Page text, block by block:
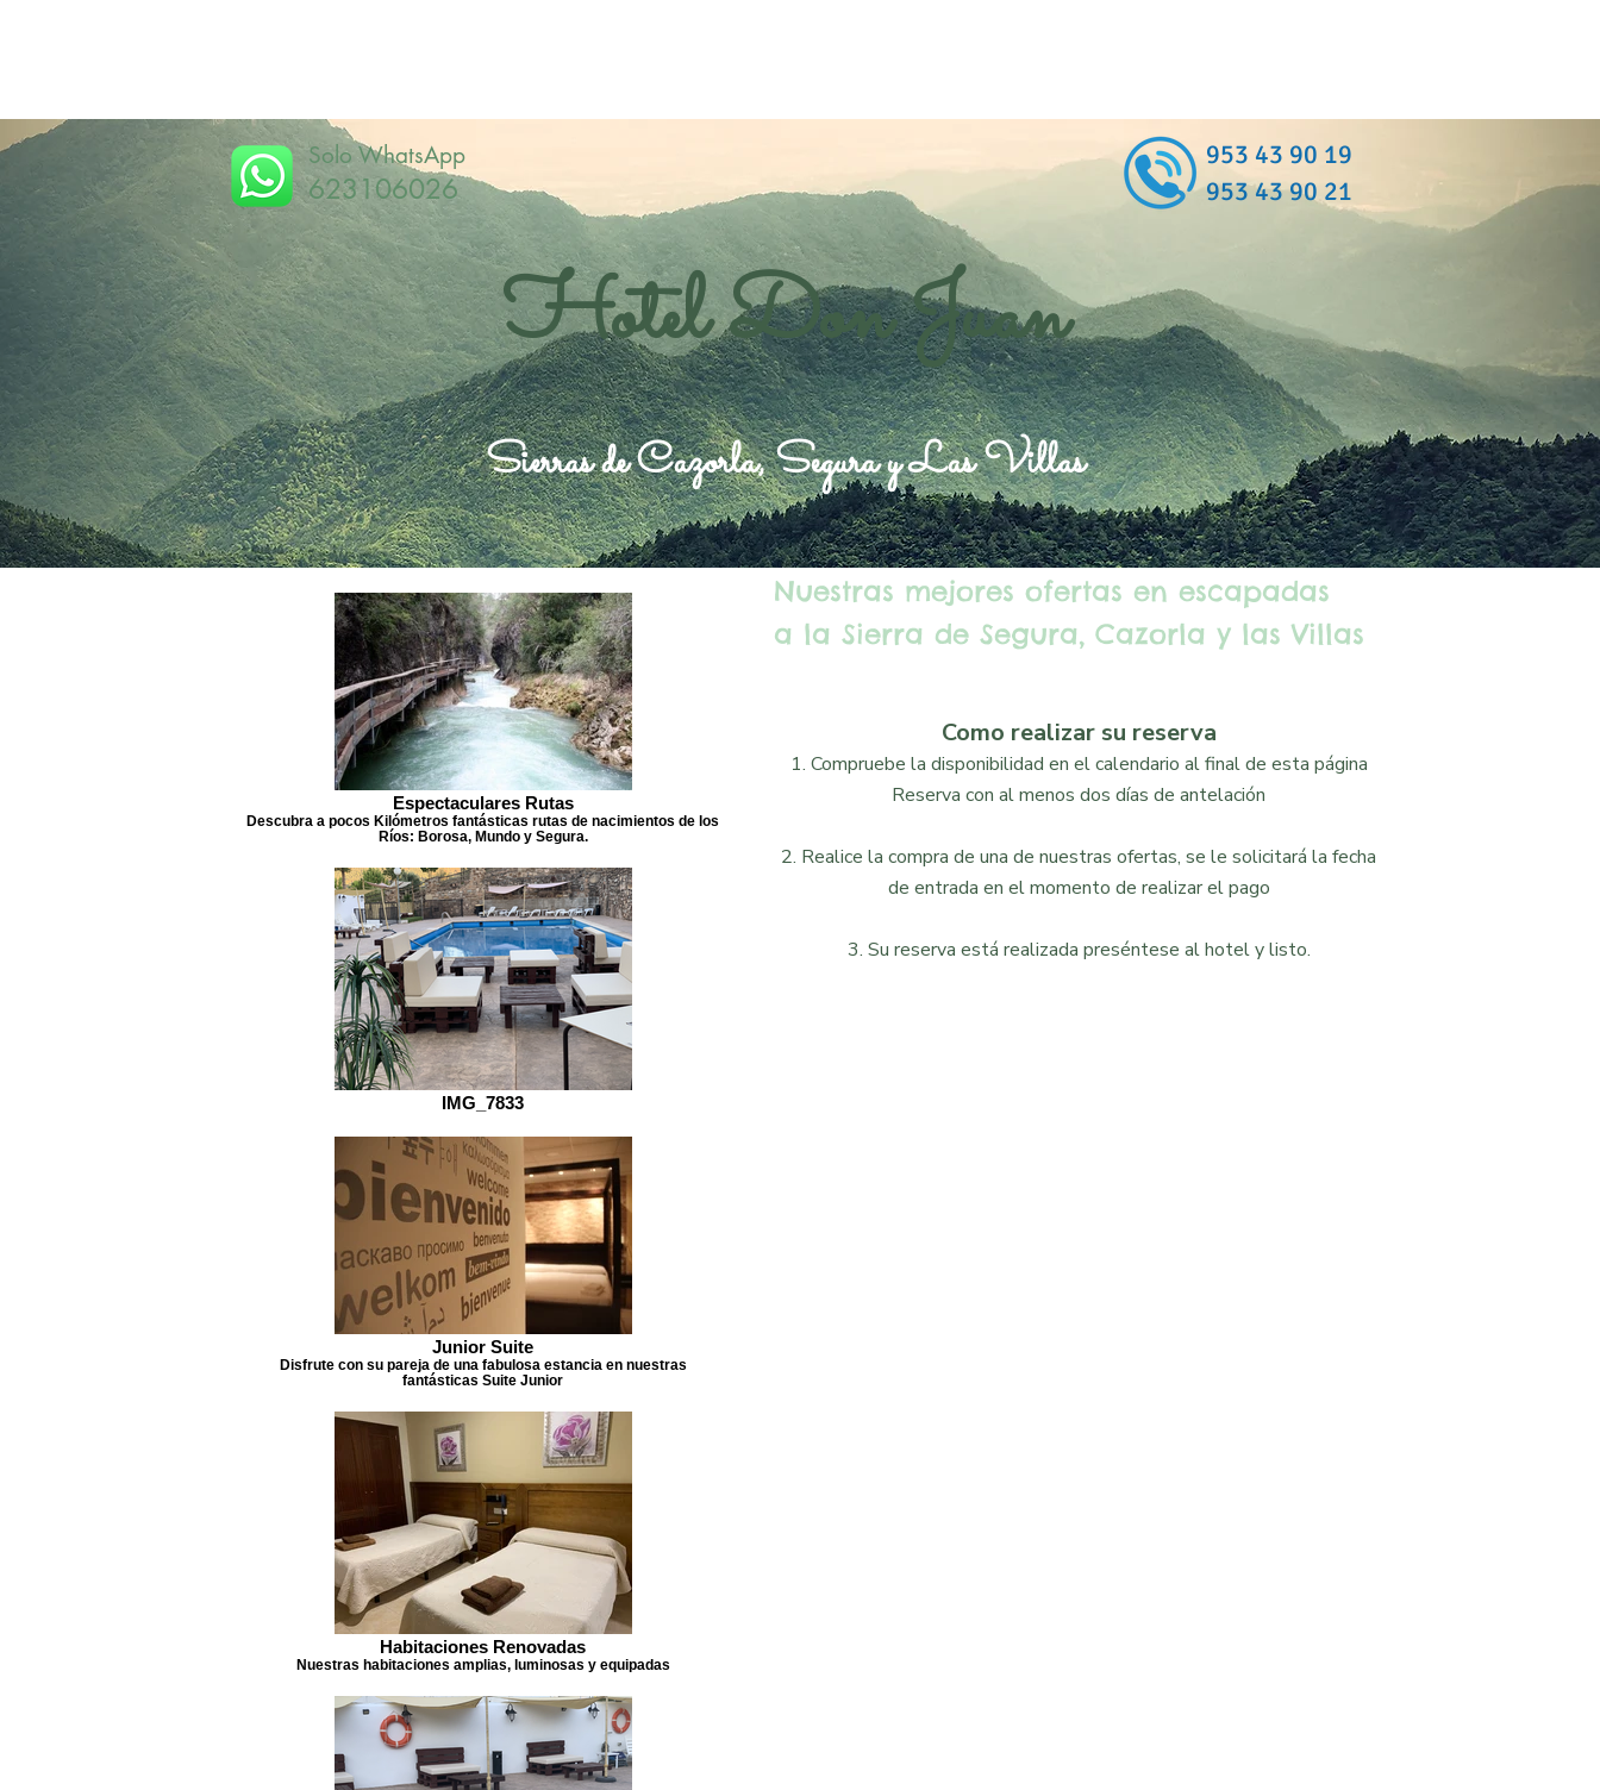
Espectaculares Rutas
Descubra a pocos Kilómetros fantásticas rutas de nacimientos de los
Ríos: Borosa, Mundo y Segura.
IMG_7833
Junior Suite
Disfrute con su pareja de una fabulosa estancia en nuestras
fantásticas Suite Junior
Habitaciones Renovadas
Nuestras habitaciones amplias, luminosas y equipadas
Nuestras mejores ofertas en escapadas
a la Sierra de Segura, Cazorla y las Villas
Como realizar su reserva
1. Compruebe la disponibilidad en el calendario al final de esta página
Reserva con al menos dos días de antelación
2. Realice la compra de una de nuestras ofertas, se le solicitará la fecha
de entrada en el momento de realizar el pago
3. Su reserva está realizada preséntese al hotel y listo.
Solo WhatsApp
623106026
953 43 90 19
953 43 90 21
Hotel Don Juan
Sierras de Cazorla, Segura y Las Villas